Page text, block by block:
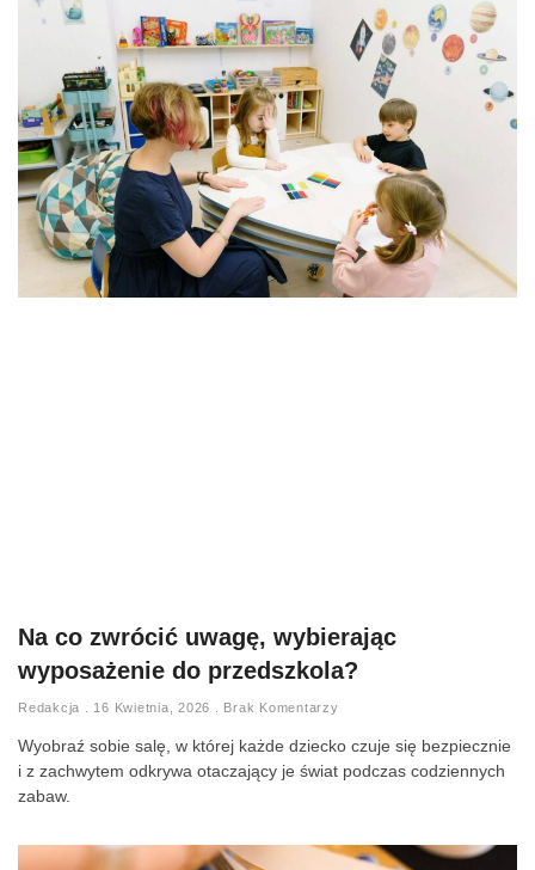
Na co zwrócić uwagę, wybierając
wyposażenie do przedszkola?
Redakcja 16 Kwietnia, 2026 Brak Komentarzy
Wyobraź sobie salę, w której każde dziecko czuje się bezpiecznie
i z zachwytem odkrywa otaczający je świat podczas codziennych
zabaw.